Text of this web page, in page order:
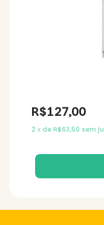
R$127,00
2 x de R$63,50 sem